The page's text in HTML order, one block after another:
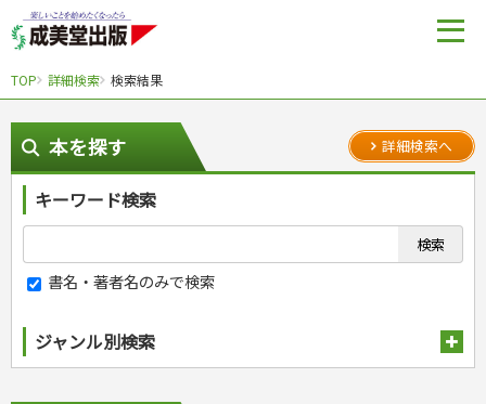
TOP 詳細検索 検索結果
本を探す 詳細検索へ
キーワード検索
書名・著者名のみで検索
ジャンル別検索